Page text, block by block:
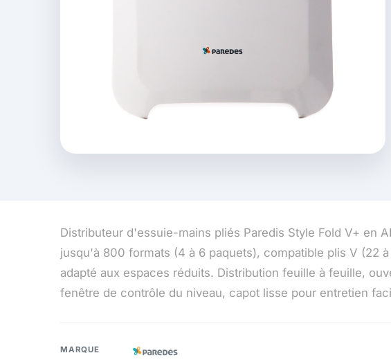
Distributeur d'essuie-mains pliés Paredis Style Fold V+ en
jusqu'à 800 formats (4 à 6 paquets), compatible plis V (22
adapté aux espaces réduits. Distribution feuille à feuille,
fenêtre de contrôle du niveau, capot lisse pour entretien
MARQUE